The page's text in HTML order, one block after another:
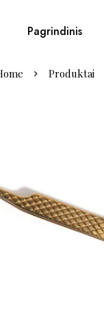
Pagrindinis
Produktai